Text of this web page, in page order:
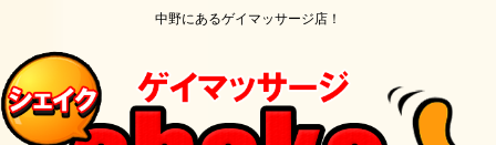
中野にあるゲイマッサージ店！